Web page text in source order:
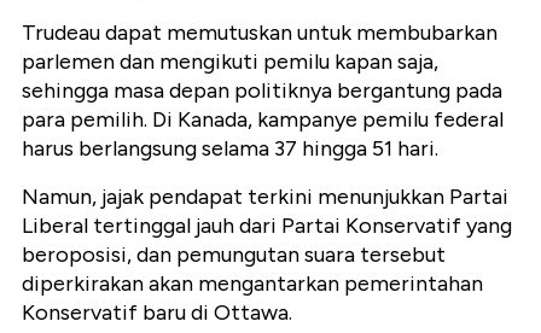
Trudeau dapat memutuskan untuk membubarkan
parlemen dan mengikuti pemilu kapan saja,
sehingga masa depan politiknya bergantung pada
para pemilih. Di Kanada, kampanye pemilu federal
harus berlangsung selama 37 hingga 51 hari.
Namun, jajak pendapat terkini menunjukkan Partai
Liberal tertinggal jauh dari Partai Konservatif yang
beroposisi, dan pemungutan suara tersebut
diperkirakan akan mengantarkan pemerintahan
Konservatif baru di Ottawa.